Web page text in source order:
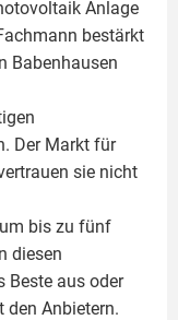
Anlage
bestärkt
Babenhausen
Der Markt für
sie nicht
bis zu fünf
diesen
Beste aus oder
den Anbietern.